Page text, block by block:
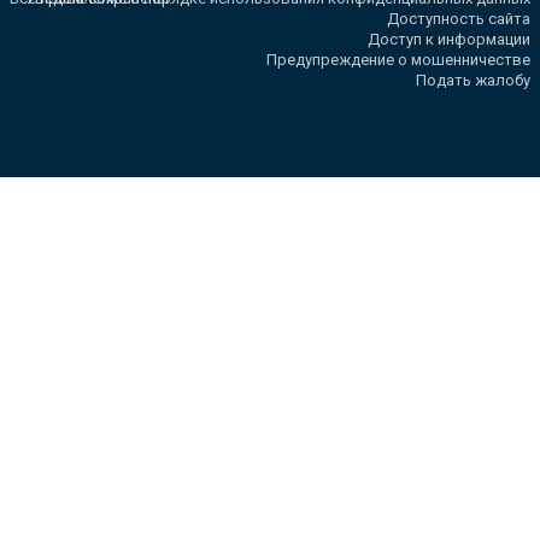
Доступность сайта
Доступ к информации
Предупреждение о мошенничестве
Подать жалобу